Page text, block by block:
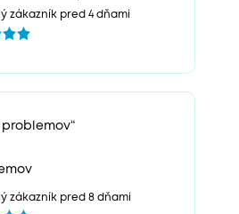
zákazník pred 4 dňami
zákazník pred 8 dňami